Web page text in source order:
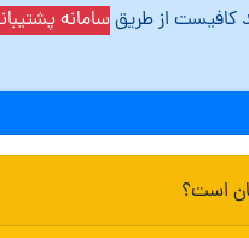
کافیست از طریقسامانه
است؟